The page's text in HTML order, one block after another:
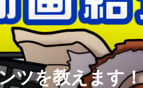
ツを教えます！